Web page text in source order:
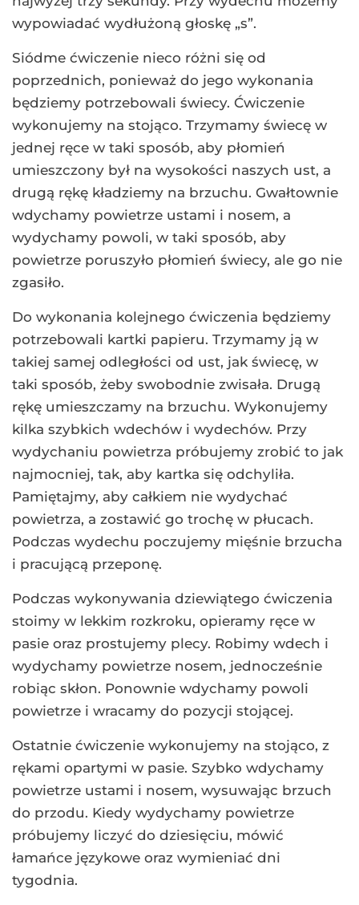
wypowiadać wydłużoną głoskę „s”.
Siódme ćwiczenie nieco różni się od
poprzednich, ponieważ do jego wykonania
będziemy potrzebowali świecy. Ćwiczenie
wykonujemy na stojąco. Trzymamy świecę w
jednej ręce w taki sposób, aby płomień
umieszczony był na wysokości naszych ust, a
drugą rękę kładziemy na brzuchu. Gwałtownie
wdychamy powietrze ustami i nosem, a
wydychamy powoli, w taki sposób, aby
powietrze poruszyło płomień świecy, ale go nie
zgasiło.
Do wykonania kolejnego ćwiczenia będziemy
potrzebowali kartki papieru. Trzymamy ją w
takiej samej odległości od ust, jak świecę, w
taki sposób, żeby swobodnie zwisała. Drugą
rękę umieszczamy na brzuchu. Wykonujemy
kilka szybkich wdechów i wydechów. Przy
wydychaniu powietrza próbujemy zrobić to jak
najmocniej, tak, aby kartka się odchyliła.
Pamiętajmy, aby całkiem nie wydychać
powietrza, a zostawić go trochę w płucach.
Podczas wydechu poczujemy mięśnie brzucha
i pracującą przeponę.
Podczas wykonywania dziewiątego ćwiczenia
stoimy w lekkim rozkroku, opieramy ręce w
pasie oraz prostujemy plecy. Robimy wdech i
wydychamy powietrze nosem, jednocześnie
robiąc skłon. Ponownie wdychamy powoli
powietrze i wracamy do pozycji stojącej.
Ostatnie ćwiczenie wykonujemy na stojąco, z
rękami opartymi w pasie. Szybko wdychamy
powietrze ustami i nosem, wysuwając brzuch
do przodu. Kiedy wydychamy powietrze
próbujemy liczyć do dziesięciu, mówić
łamańce językowe oraz wymieniać dni
tygodnia.